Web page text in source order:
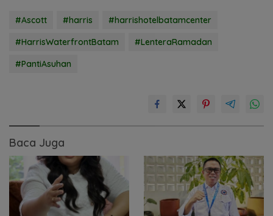
#Ascott #harris
#harrishotelbatamcenter
#HarrisWaterfrontBatam
#LenteraRamadan
#PantiAsuhan
Baca Juga